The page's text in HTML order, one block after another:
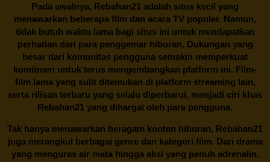
Pada awalnya, Rebahan21 adalah situs kecil yang
menawarkan beberapa film dan acara TV populer. Namun,
tidak butuh waktu lama bagi situs ini untuk mendapatkan
perhatian dari para penggemar hiburan. Dukungan yang
besar dari komunitas pengguna semakin memperkuat
komitmen untuk terus mengembangkan platform ini. Film-
film lama yang sulit ditemukan di platform streaming lain,
serta rilisan terbaru yang selalu diperbarui, menjadi ciri khas
Rebahan21 yang dihargai oleh para pengguna.
Tak hanya menawarkan beragam konten hiburan, Rebahan21
juga merangkul berbagai genre dan kategori film. Dari drama
yang menguras air mata hingga aksi yang penuh adrenalin,